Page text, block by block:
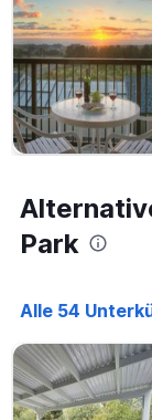
Park
Alle 54